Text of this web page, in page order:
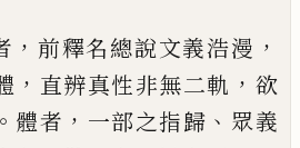
，前釋名總說文義浩漫 ，
， 直辨真性非無二軌 ， 欲
。 體者 ， 一部之指歸 、 眾義